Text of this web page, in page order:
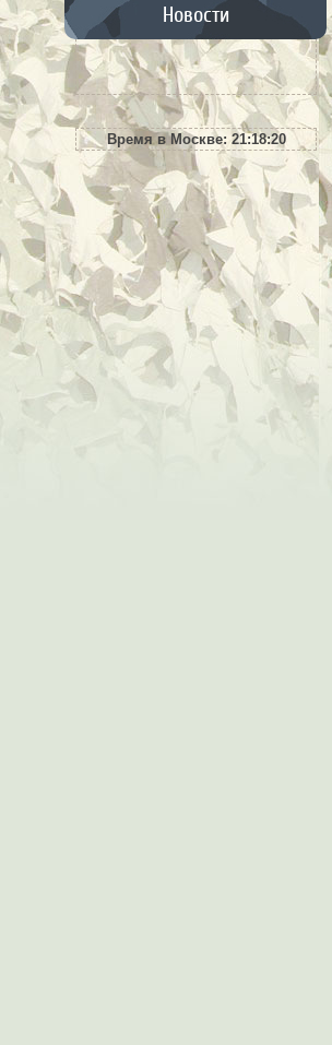
Новости
Время в Москве: 21:18:21